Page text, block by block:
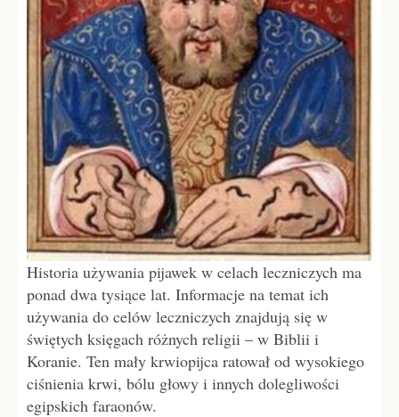
Historia używania pijawek w celach leczniczych ma
ponad dwa tysiące lat. Informacje na temat ich
używania do celów leczniczych znajdują się w
świętych księgach różnych religii – w Biblii i
Koranie. Ten mały krwiopijca ratował od wysokiego
ciśnienia krwi, bólu głowy i innych dolegliwości
egipskich faraonów.